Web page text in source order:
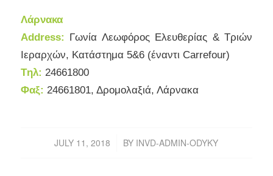
Λάρνακα
Address: Γωνία Λεωφόρος Ελευθερίας & Τριών
Ιεραρχών, Κατάστημα 5&6 (έναντι Carrefour)
Tηλ: 24661800
Φαξ: 24661801, Δρομολαξιά, Λάρνακα
JULY 11, 2018
/ BY INVD-ADMIN-ODYKY